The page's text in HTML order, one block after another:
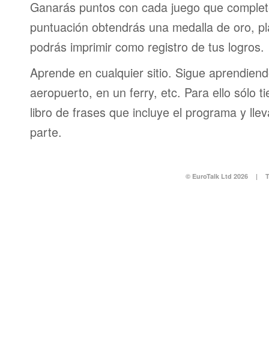
Ganarás puntos con cada juego que
puntuación obtendrás una medalla de oro,
podrás imprimir como registro de tus logros.
Aprende en cualquier sitio. Sigue
aeropuerto, en un ferry, etc. Para ello sólo
libro de frases que incluye el programa y
parte.
© EuroTalk Ltd 2026 |